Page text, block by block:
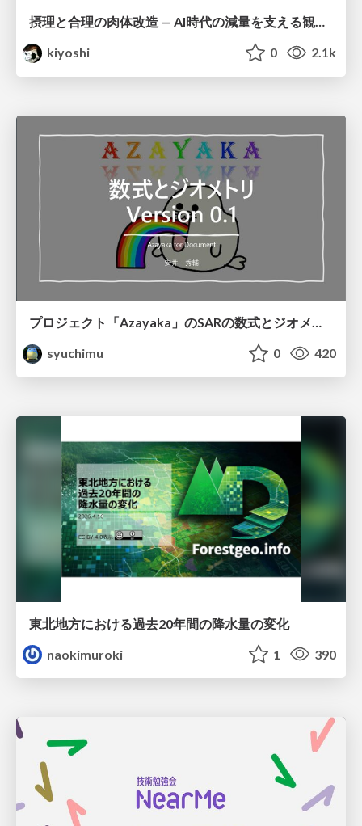
kiyoshi
0 2.1k
プロジェクト「Azayaka」のSARの数式とジオメトリ
syuchimu
0 420
東北地方における過去20年間の降水量の変化
naokimuroki
1 390